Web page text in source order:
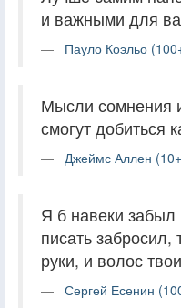
и важными для
Пауло Коэльо
Мысли сомнения
смогут добиться
Джеймс Аллен
Я б навеки забыл
писать забросил,
руки, и волос
Сергей Есенин